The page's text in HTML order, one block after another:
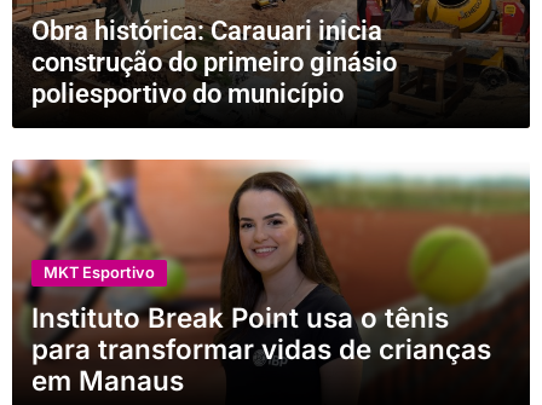
Obra histórica: Carauari inicia
construção do primeiro ginásio
poliesportivo do município
MKT Esportivo
Instituto Break Point usa o tênis
para transformar vidas de crianças
em Manaus